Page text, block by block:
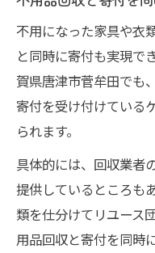
不用になった家具や衣
と同時に寄付も実現で
賀県唐津市菅牟田でも
寄付を受け付けている
られます。
具体的には、回収業者
提供しているところも
類を仕分けてリユース
用品回収と寄付を同時